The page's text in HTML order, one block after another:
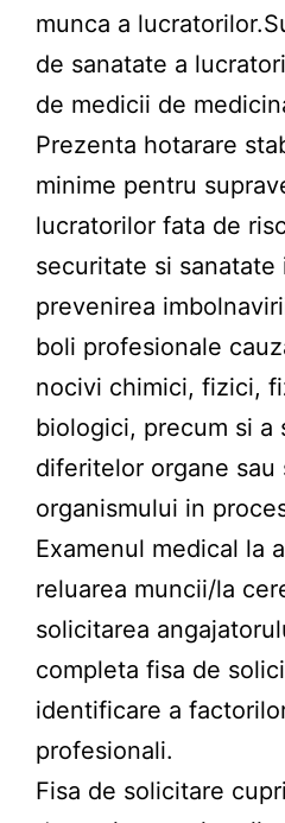
munca a
de sanatate a
de medicii de
Prezenta hotarare
minime pentru
lucratorilor fata de
securitate si sanatate
prevenirea
boli profesionale
nocivi chimici, fizici,
biologici, precum si a
diferitelor organe sau
organismului in
Examenul medical la
reluarea muncii/la
solicitarea
completa fisa de
identificare a
profesionali.
Fisa de solicitare